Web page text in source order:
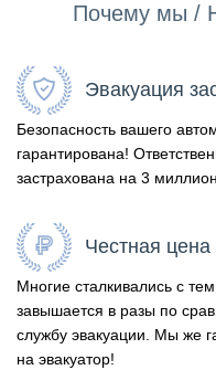
Почему мы /
Эвакуация
Безопасность вашего
гарантирована!
застрахована на 3
Честная цена
Многие сталкивались с
завышается в разы по
службу эвакуации. Мы же
на эвакуатор!